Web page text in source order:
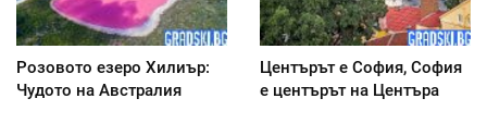
Розовото езеро Хилиър:
Чудото на Австралия
Центърът е София, София
е центърът на Центъра